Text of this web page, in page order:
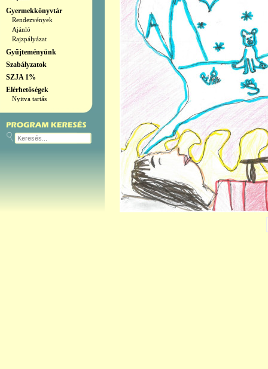
Gyermekkönyvtár
Rendezvények
Ajánló
Rajzpályázat
Gyűjteményünk
Szabályzatok
SZJA 1%
Elérhetőségek
Nyitva tartás